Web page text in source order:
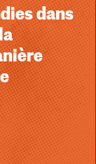
dans